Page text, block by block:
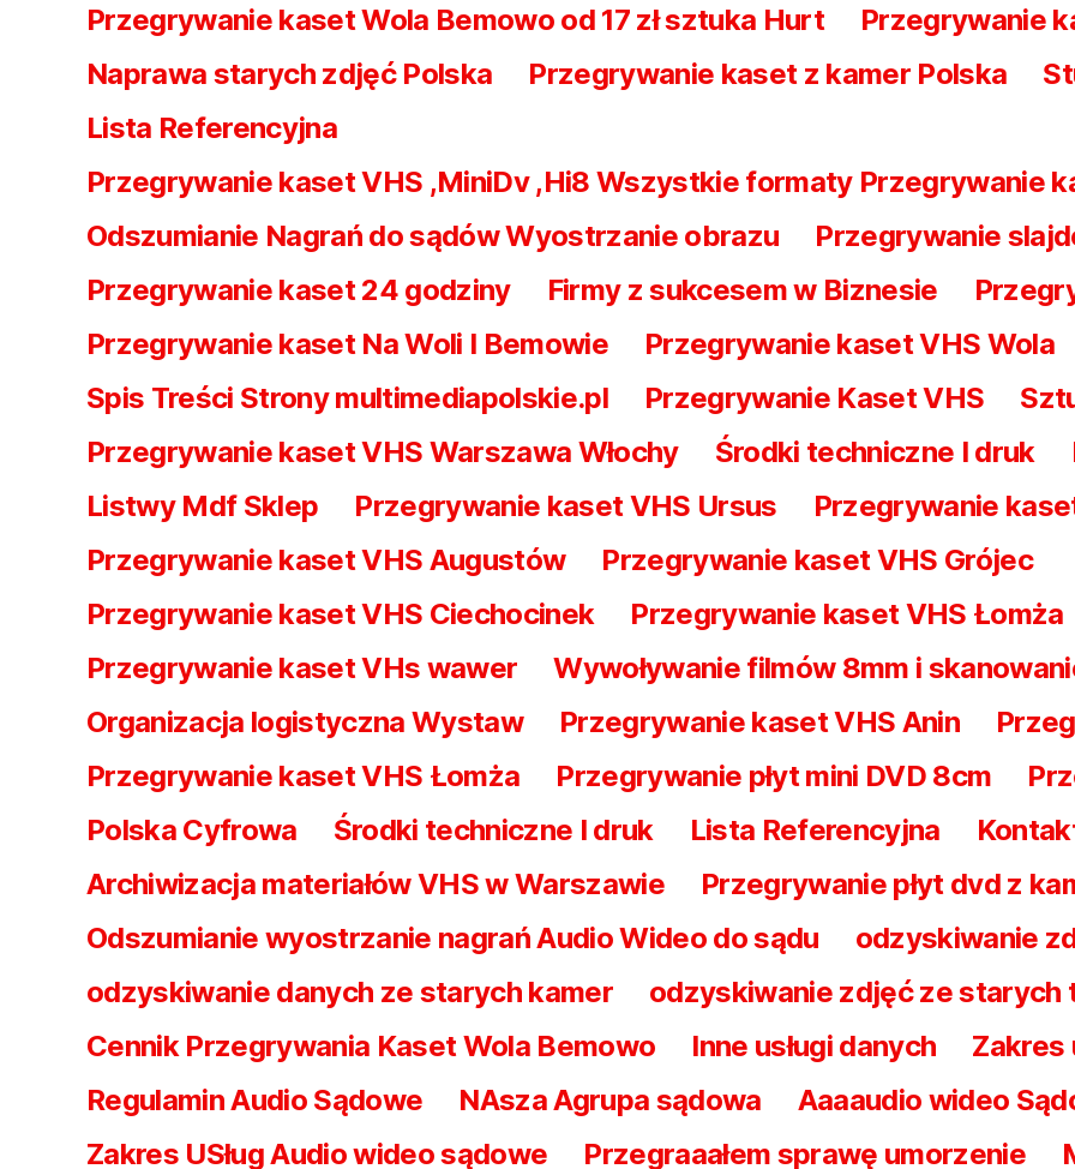
Przegrywanie kaset Wola Bemowo od 17 zł sztuka Hurt
Przegrywanie
Naprawa starych zdjęć Polska
Przegrywanie kaset z kamer Polska
Lista Referencyjna
Przegrywanie kaset VHS ,MiniDv ,Hi8 Wszystkie formaty Przegrywanie
Odszumianie Nagrań do sądów Wyostrzanie obrazu
Przegrywanie
Przegrywanie kaset 24 godziny
Firmy z sukcesem w Biznesie
Przegrywanie kaset Na Woli I Bemowie
Przegrywanie kaset VHS Wola
Spis Treści Strony multimediapolskie.pl
Przegrywanie Kaset VHS
Przegrywanie kaset VHS Warszawa Włochy
Środki techniczne I druk
Listwy Mdf Sklep
Przegrywanie kaset VHS Ursus
Przegrywanie
Przegrywanie kaset VHS Augustów
Przegrywanie kaset VHS Grójec
Przegrywanie kaset VHS Ciechocinek
Przegrywanie kaset VHS Łomża
Przegrywanie kaset VHs wawer
Wywoływanie filmów 8mm i
Organizacja logistyczna Wystaw
Przegrywanie kaset VHS Anin
Przegrywanie kaset VHS Łomża
Przegrywanie płyt mini DVD 8cm
Polska Cyfrowa
Środki techniczne I druk Lista Referencyjna
Archiwizacja materiałów VHS w Warszawie
Przegrywanie płyt dvd z
Odszumianie wyostrzanie nagrań Audio Wideo do sądu
odzyskiwanie
odzyskiwanie danych ze starych kamer
odzyskiwanie zdjęć ze starych
Cennik Przegrywania Kaset Wola Bemowo
Inne usługi danych
Zakres
Regulamin Audio Sądowe
NAsza Agrupa sądowa
Aaaaudio wideo
Zakres USług Audio wideo sądowe
Przegraaałem sprawę umorzenie